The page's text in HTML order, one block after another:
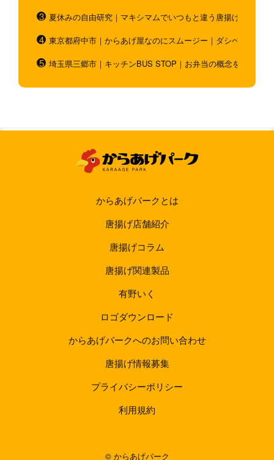
夏休みの自由研究｜マキシマムでいつもと違う唐揚げを作ろう
東京都府中市｜からあげ屋なのにスムージー｜ダシベース唐
埼玉県三郷市｜キッチンBUS STOP｜お弁当の概念を超越！
からあげパークとは
唐揚げ店舗紹介
唐揚げコラム
唐揚げ関連製品
有野いく
ロゴダウンロード
からあげパークへのお問い合わせ
唐揚げ情報募集
プライバシーポリシー
利用規約
©︎ からあげパーク